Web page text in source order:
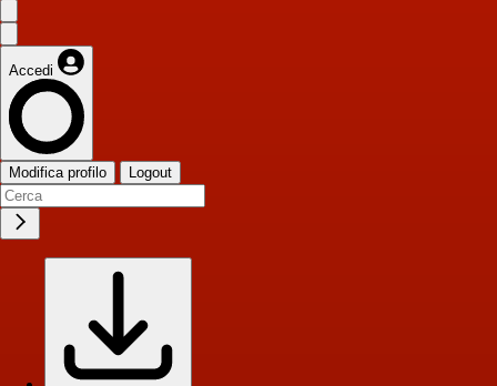
Accedi
Modifica profilo Logout